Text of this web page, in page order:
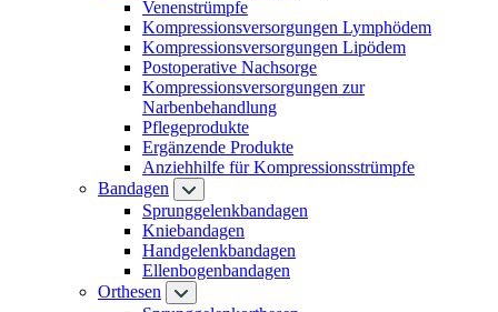
Venenstrümpfe
Kompressionsversorgungen Lymphödem
Kompressionsversorgungen Lipödem
Postoperative Nachsorge
Kompressionsversorgungen zur
Narbenbehandlung
Pflegeprodukte
Ergänzende Produkte
Anziehhilfe für Kompressionsstrümpfe
Bandagen
Sprunggelenkbandagen
Kniebandagen
Handgelenkbandagen
Ellenbogenbandagen
Orthesen